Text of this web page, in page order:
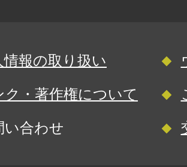
情報の取り扱い
ク・著作権について
い合わせ